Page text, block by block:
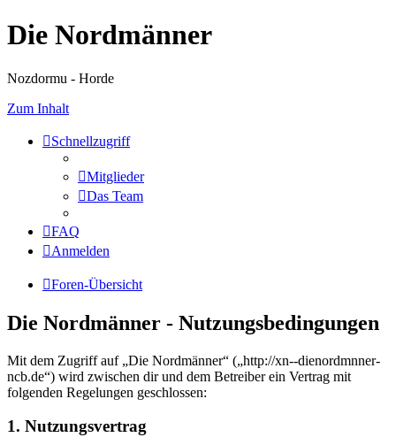
Die Nordmänner
Nozdormu - Horde
Zum Inhalt
Schnellzugriff
Mitglieder
Das Team
FAQ
Anmelden
Foren-Übersicht
Die Nordmänner - Nutzungsbedingungen
Mit dem Zugriff auf „Die Nordmänner“ („http://xn--dienordmnner-
ncb.de“) wird zwischen dir und dem Betreiber ein Vertrag mit
folgenden Regelungen geschlossen:
1. Nutzungsvertrag